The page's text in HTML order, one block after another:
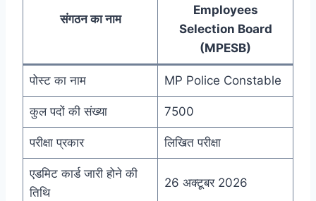
संगठन का नाम
Employees
Selection Board
(MPESB)
पोस्ट का नाम MP Police Constable
कुल पदों की संख्या 7500
परीक्षा प्रकार लिखित परीक्षा
एडमिट कार्ड जारी होने की
तिथि
26 अक्टूबर 2026